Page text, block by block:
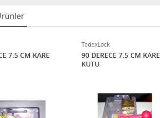
7.5 CM KARE
TedexLock
90 DERECE 7.5 CM KARE
KUTU